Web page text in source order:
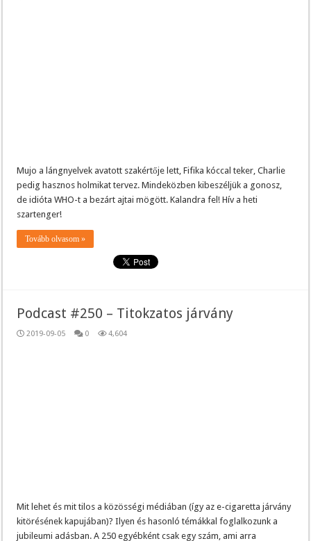
Mujo a lángnyelvek avatott szakértője lett, Fifika kóccal teker, Charlie
pedig hasznos holmikat tervez. Mindeközben kibeszéljük a gonosz,
de idióta WHO-t a bezárt ajtai mögött. Kalandra fel! Hív a heti
szartenger!
Tovább olvasom »
Podcast #250 – Titokzatos járvány
2019-09-05 0 4,604
Mit lehet és mit tilos a közösségi médiában (így az e-cigaretta járvány
kitörésének kapujában)? Ilyen és hasonló témákkal foglalkozunk a
jubileumi adásban. A 250 egyébként csak egy szám, ami arra